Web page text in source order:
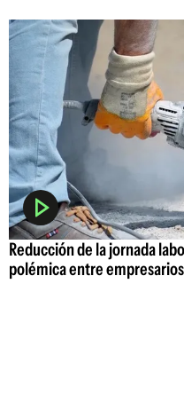
Reducción de la jornada
polémica entre